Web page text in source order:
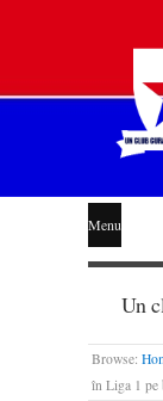
Menu
Un
Browse:
în Liga 1 pe